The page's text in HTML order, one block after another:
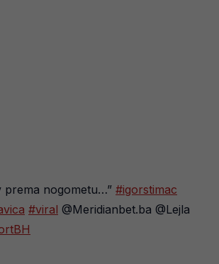
prema nogometu…” #igorstimac
#viral @Meridianbet.ba @Lejla